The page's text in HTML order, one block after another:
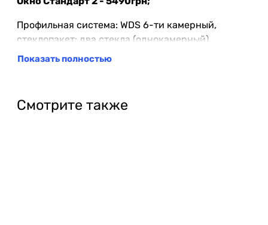
Профильная система: WDS 6-ти камерный,
стеклопакет: два стекла (однокамерный),
Турецкая фурнитура: Axor.
Профильная система: WDS 7-ми камерный,
стеклопакет: два стекла (однокамерный),
Показать полностью
Смотрите также